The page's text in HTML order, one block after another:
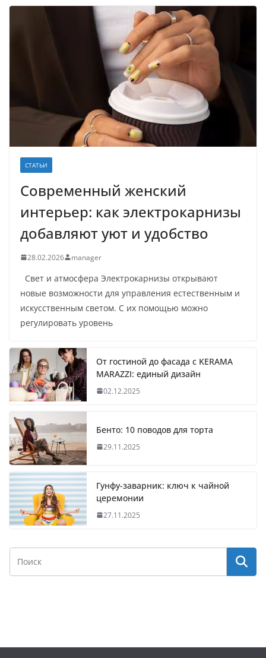
СТАТЬИ
Современный женский
интерьер: как электрокарнизы
добавляют уют и удобство
28.02.2026 manager
Свет и атмосфера Электрокарнизы открывают
новые возможности для управления естественным и
искусственным светом. С их помощью можно
регулировать уровень
От гостиной до фасада с KERAMA
MARAZZI: единый дизайн
02.12.2025
Бенто: 10 поводов для торта
29.11.2025
Гунфу-заварник: ключ к чайной
церемонии
27.11.2025